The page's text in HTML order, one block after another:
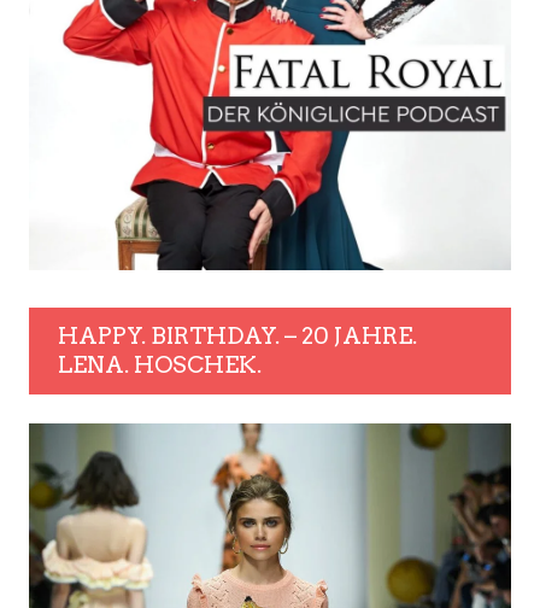
HAPPY. BIRTHDAY. – 20 JAHRE.
LENA. HOSCHEK.